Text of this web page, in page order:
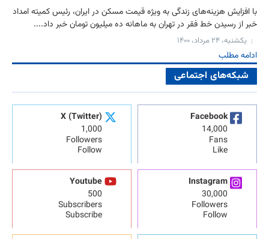
با افزایش هزینه‌های زندگی به ویژه قیمت مسکن در ایران، رئیس کمیته امداد
خبر از رسیدن خط فقر در تهران به ماهانه ده میلیون تومان خبر داد....
یکشنبه، ۲۴ مرداد، ۱۴۰۰
ادامه مطلب
شبکه‌های اجتماعی
Facebook
14,000
Fans
Like
X (Twitter)
1,000
Followers
Follow
Instagram
30,000
Followers
Follow
Youtube
500
Subscribers
Subscribe